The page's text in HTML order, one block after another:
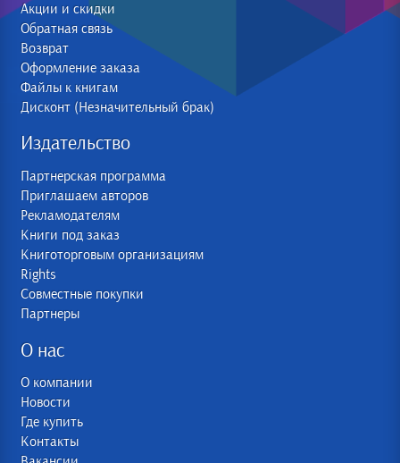
Акции и скидки
Обратная связь
Возврат
Оформление заказа
Файлы к книгам
Дисконт (Незначительный брак)
Издательство
Партнерская программа
Приглашаем авторов
Рекламодателям
Книги под заказ
Книготорговым организациям
Rights
Совместные покупки
Партнеры
О нас
О компании
Новости
Где купить
Контакты